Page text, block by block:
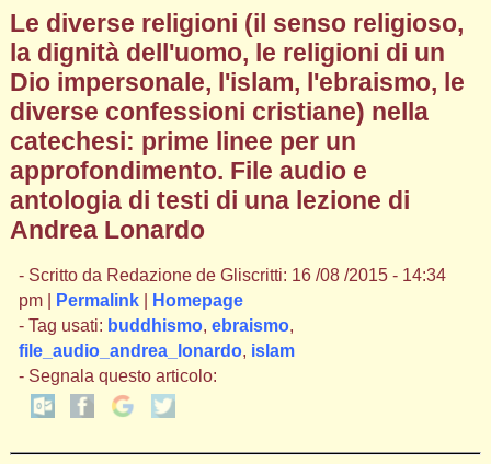
Le diverse religioni (il senso religioso,
la dignità dell'uomo, le religioni di un
Dio impersonale, l'islam, l'ebraismo, le
diverse confessioni cristiane) nella
catechesi: prime linee per un
approfondimento. File audio e
antologia di testi di una lezione di
Andrea Lonardo
- Scritto da Redazione de Gliscritti: 16 /08 /2015 - 14:34
pm |
Permalink|
Homepage
- Tag usati: buddhismo, ebraismo,
file_audio_andrea_lonardo, islam
- Segnala questo articolo: